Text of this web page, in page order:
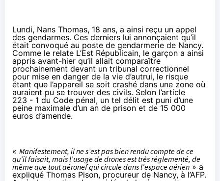
Lundi, Nans Thomas, 18 ans, a ainsi reçu un appel
des gendarmes. Ces derniers lui annonçaient qu’il
était convoqué au poste de gendarmerie de Nancy.
Comme le relate L’Est Républicain, le garçon a ainsi
appris avant-hier qu’il allait comparaître
prochainement devant un tribunal correctionnel
pour mise en danger de la vie d’autrui, le risque
étant que l’appareil se soit crashé dans une zone où
auraient pu se trouver des civils. Selon l’article
223 - 1 du Code pénal, un tel délit est puni d’une
peine maximale d’un an de prison et de 15 000
euros d’amende.
« Manifestement, il ne s’est pas bien rendu compte de ce
qu’il faisait, mais l’usage de drones est très réglementé, de
même que tout aéronef qui circule dans l’espace aérien » a
expliqué Thomas Pison, procureur de Nancy, à l’AFP.